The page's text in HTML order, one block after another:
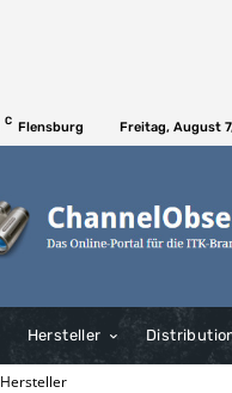
C Flensburg Freitag, August
Hersteller
Hersteller